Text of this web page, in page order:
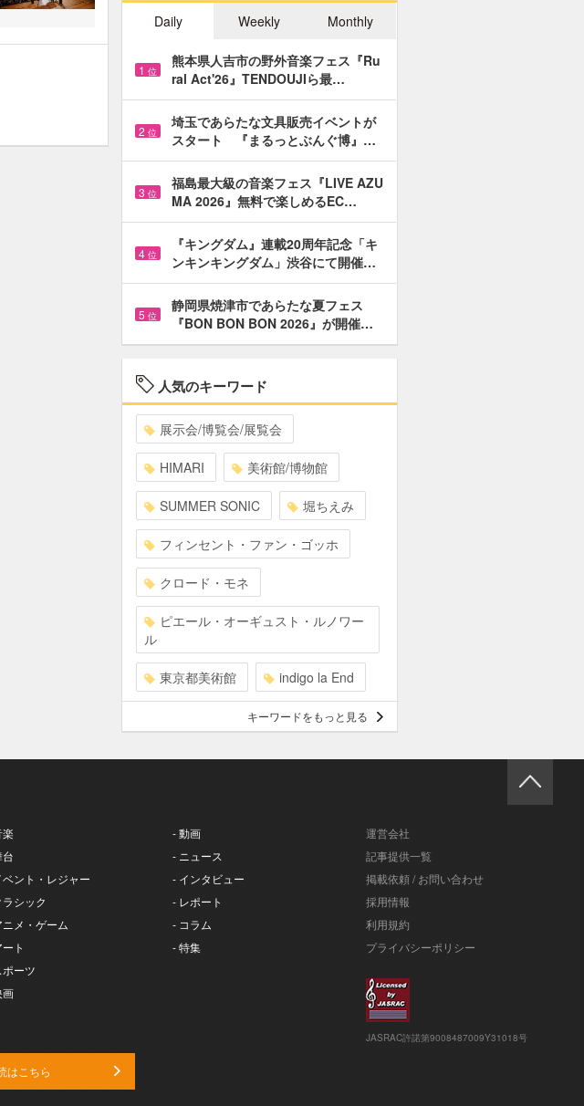
Daily Weekly Monthly
1 位
熊本県人吉市の野外音楽フェス『Ru
ral Act'26』TENDOUJIら最…
2 位
埼玉であらたな文具販売イベントが
スタート 『まるっとぶんぐ博』…
3 位
福島最大級の音楽フェス『LIVE AZU
MA 2026』無料で楽しめるEC…
4 位
『キングダム』連載20周年記念「キ
ンキンキングダム」渋谷にて開催…
5 位
静岡県焼津市であらたな夏フェス
『BON BON BON 2026』が開催…
人気のキーワード
展示会/博覧会/展覧会
HIMARI 美術館/博物館
SUMMER SONIC 堀ちえみ
フィンセント・ファン・ゴッホ
クロード・モネ
ピエール・オーギュスト・ルノワー
ル
東京都美術館 indigo la End
キーワードをもっと見る
ベント・レジャー
シック
ニメ・ゲーム
ト
ーツ
画
- 動画
- ニュース
- インタビュー
- レポート
- コラム
- 特集
運営会社
記事提供一覧
掲載依頼 / お問い合わせ
採用情報
利用規約
プライバシーポリシー
JASRAC許諾第9008487009Y31018号
はこちら